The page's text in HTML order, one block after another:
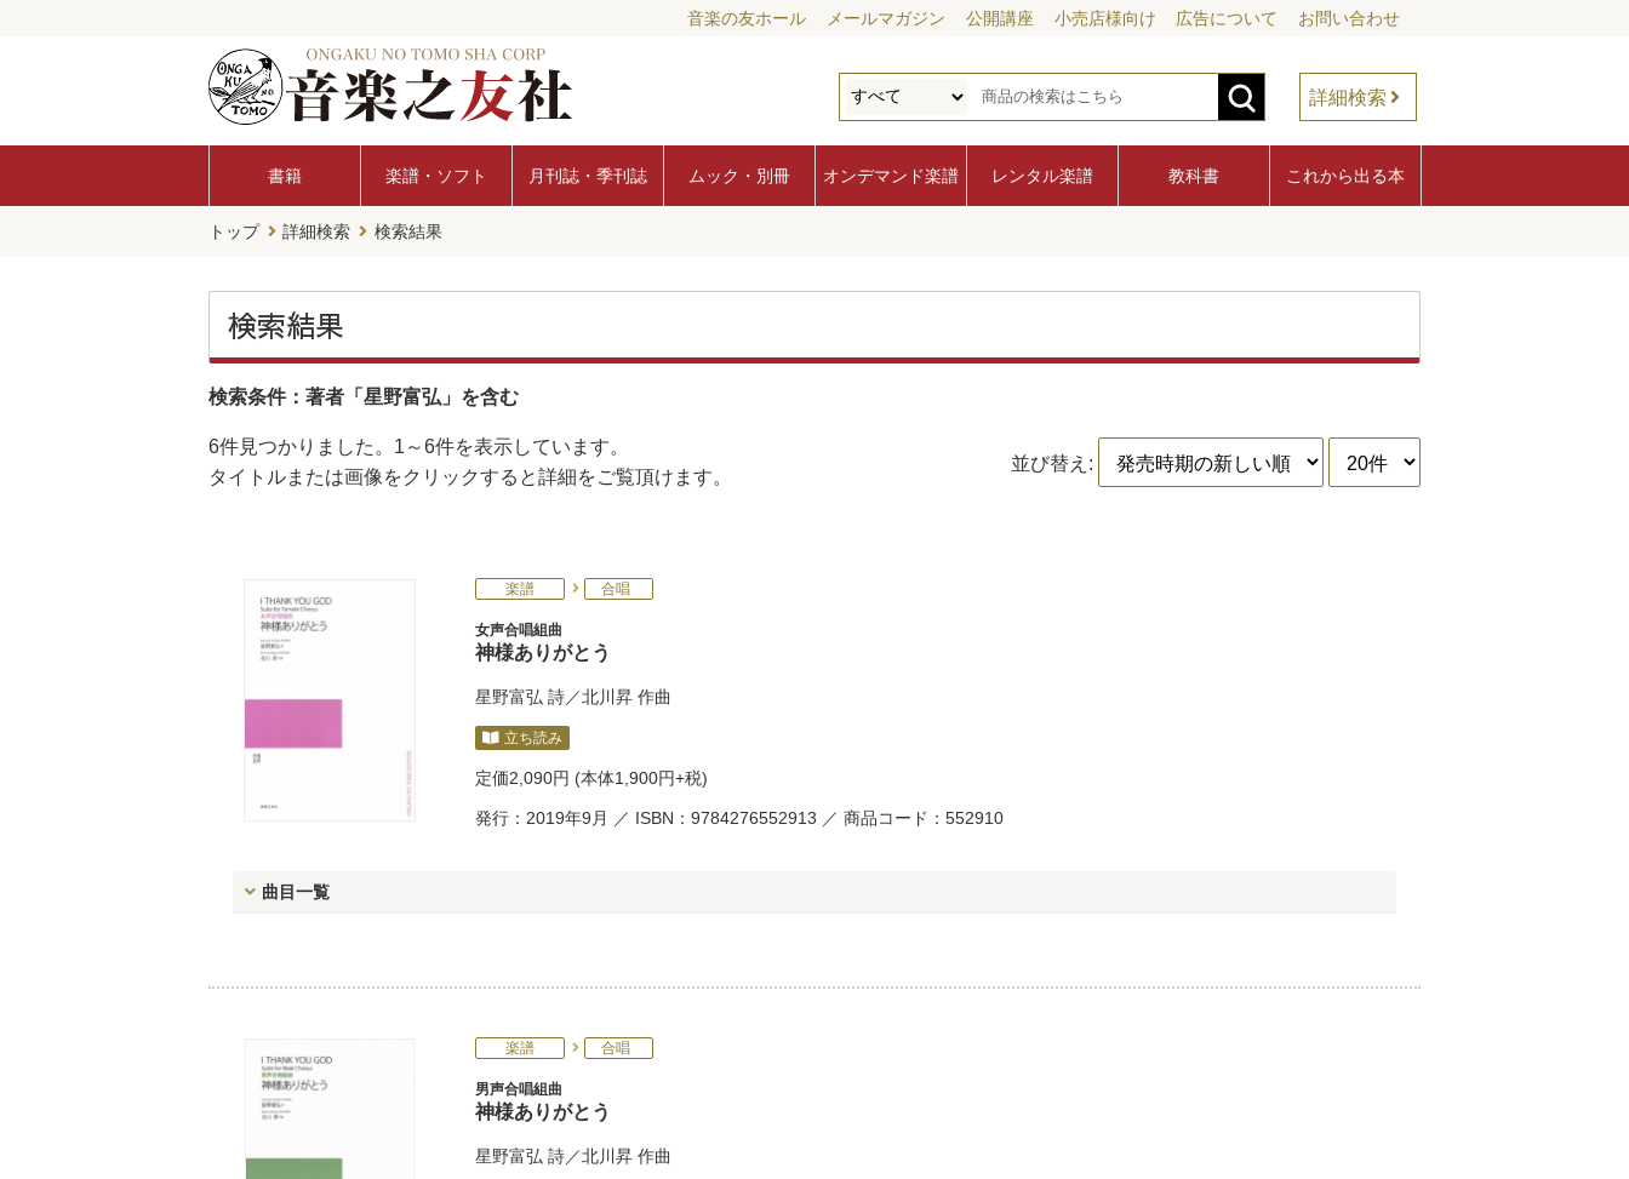
音楽の友ホール メールマガジン 公開講座 小売店様向け 広告について お問い合わせ
詳細検索
書籍 楽譜・ソフト 月刊誌・季刊誌 ムック・別冊 オンデマンド楽譜 レンタル楽譜 教科書 これから出る本
トップ 詳細検索 検索結果
検索結果
検索条件：著者「星野富弘」を含む
6件見つかりました。 1～6件を表示しています。
タイトルまたは画像をクリックすると詳細をご覧頂けます。
並び替え:
楽譜 合唱
女声合唱組曲
神様ありがとう
星野富弘 詩／北川昇 作曲
立ち読み
定価2,090円 (本体1,900円+税)
発行：2019年9月 ／ ISBN：9784276552913 ／ 商品コード：552910
曲目一覧
楽譜 合唱
男声合唱組曲
神様ありがとう
星野富弘 詩／北川昇 作曲